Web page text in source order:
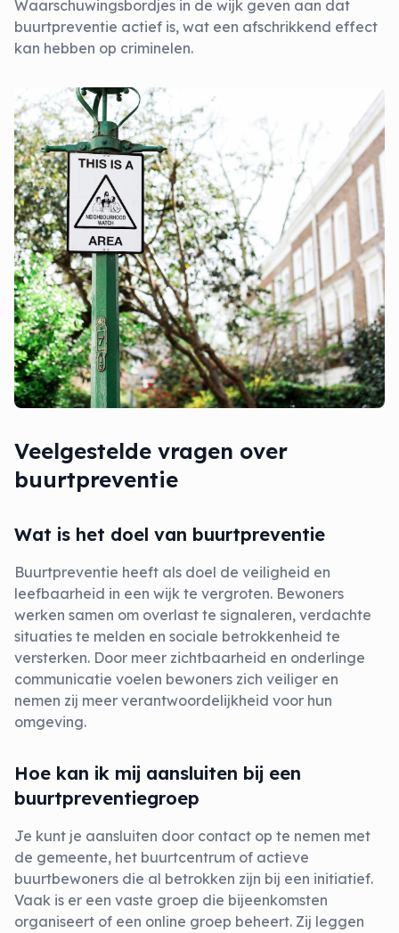
Waarschuwingsbordjes in de wijk geven aan dat
buurtpreventie actief is, wat een afschrikkend effect
kan hebben op criminelen.
Veelgestelde vragen over
buurtpreventie
Wat is het doel van buurtpreventie
Buurtpreventie heeft als doel de veiligheid en
leefbaarheid in een wijk te vergroten. Bewoners
werken samen om overlast te signaleren, verdachte
situaties te melden en sociale betrokkenheid te
versterken. Door meer zichtbaarheid en onderlinge
communicatie voelen bewoners zich veiliger en
nemen zij meer verantwoordelijkheid voor hun
omgeving.
Hoe kan ik mij aansluiten bij een
buurtpreventiegroep
Je kunt je aansluiten door contact op te nemen met
de gemeente, het buurtcentrum of actieve
buurtbewoners die al betrokken zijn bij een initiatief.
Vaak is er een vaste groep die bijeenkomsten
organiseert of een online groep beheert. Zij leggen